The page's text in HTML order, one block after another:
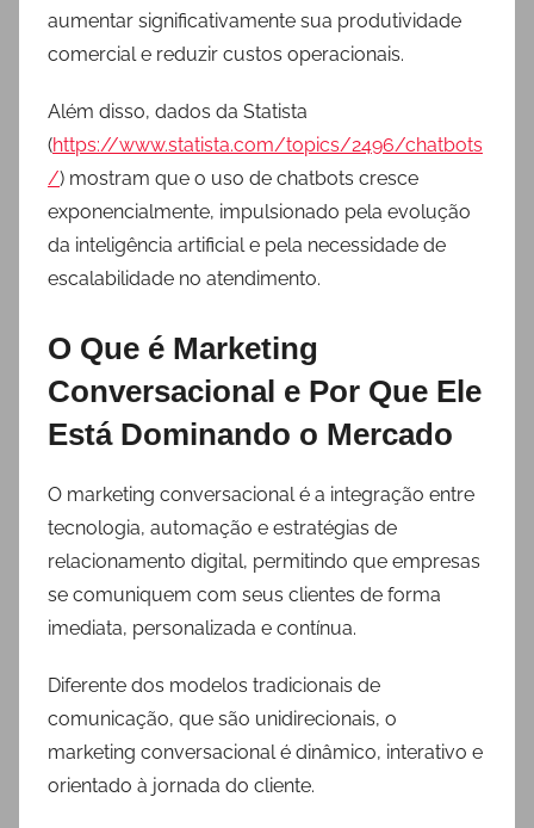
aumentar significativamente sua produtividade
comercial e reduzir custos operacionais.
Além disso, dados da Statista
(https://www.statista.com/topics/2496/chatbots
/) mostram que o uso de chatbots cresce
exponencialmente, impulsionado pela evolução
da inteligência artificial e pela necessidade de
escalabilidade no atendimento.
O Que é Marketing
Conversacional e Por Que Ele
Está Dominando o Mercado
O marketing conversacional é a integração entre
tecnologia, automação e estratégias de
relacionamento digital, permitindo que empresas
se comuniquem com seus clientes de forma
imediata, personalizada e contínua.
Diferente dos modelos tradicionais de
comunicação, que são unidirecionais, o
marketing conversacional é dinâmico, interativo e
orientado à jornada do cliente.